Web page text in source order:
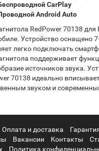
CarPlay
Android Auto
RedPower 70138 для
Устройство оснащено
легко подключать
поддерживает
источников звука.
70138 идеально
звуком и
Оплата и доставка
Вакансии Контакты
Политика